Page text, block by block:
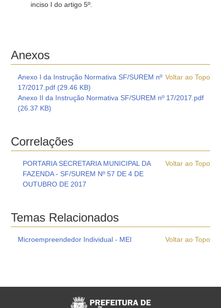
inciso I do artigo 5º.
Anexos
Voltar ao Topo
Anexo I da Instrução Normativa SF/SUREM nº
17/2017.pdf (29.46 KB)
Anexo II da Instrução Normativa SF/SUREM nº 17/2017.pdf
(26.37 KB)
Correlações
Voltar ao Topo
PORTARIA SECRETARIA MUNICIPAL DA
FAZENDA - SF/SUREM Nº 57 DE 4 DE
OUTUBRO DE 2017
Temas Relacionados
Voltar ao Topo
Microempreendedor Individual - MEI